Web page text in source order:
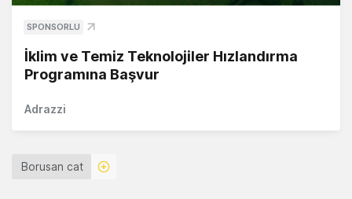
SPONSORLU
İklim ve Temiz Teknolojiler Hızlandırma
Programına Başvur
Adrazzi
Borusan cat